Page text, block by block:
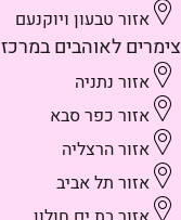
אזור טבעון ויוקנעם
צימרים לאוהבים במרכז
אזור נתניה
אזור כפר סבא
אזור הרצליה
אזור תל אביב